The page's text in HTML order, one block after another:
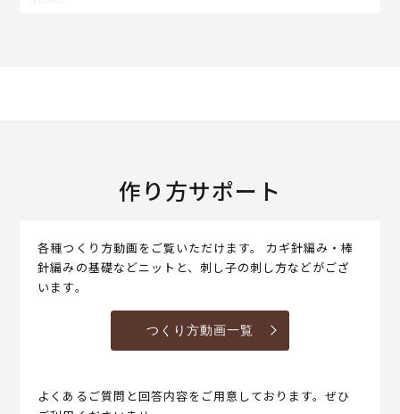
作り方サポート
各種つくり方動画をご覧いただけます。 カギ針編み・棒
針編みの基礎などニットと、刺し子の刺し方などがござ
います。
つくり方動画一覧
よくあるご質問と回答内容をご用意しております。ぜひ